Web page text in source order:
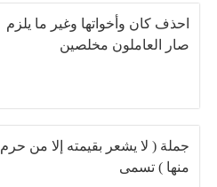
احذف كان وأخواتها وغير ما يلزم
صار العاملون مخلصين
جملة ( لا يشعر بقيمته إلا من حرم
منها ) تسمى